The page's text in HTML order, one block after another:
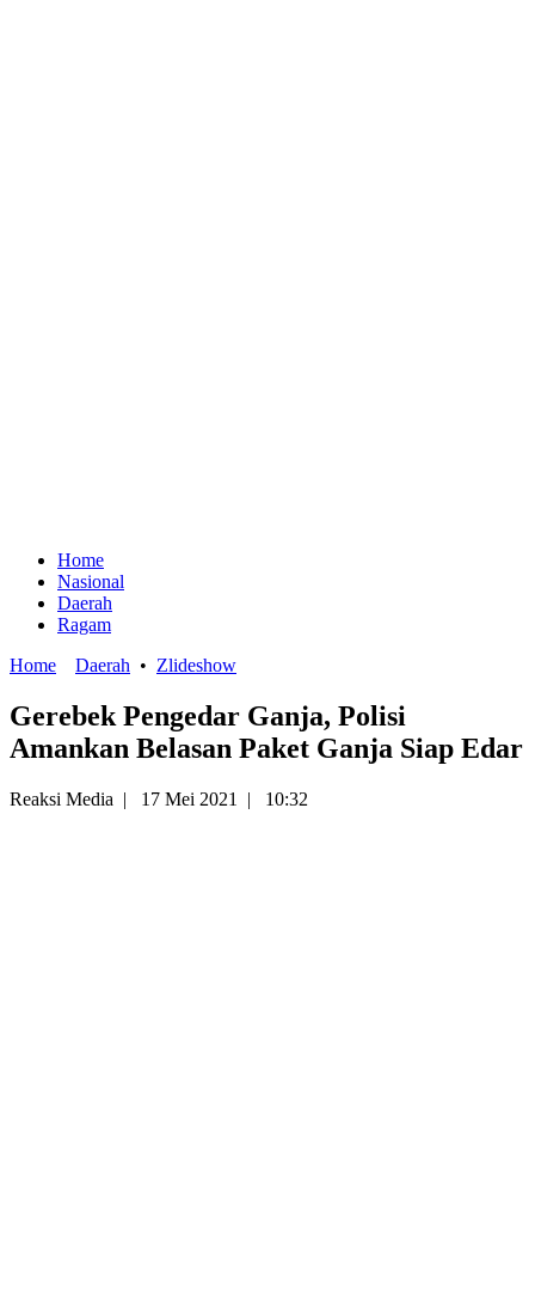
Home
Nasional
Daerah
Ragam
Home
Daerah • Zlideshow
Gerebek Pengedar Ganja, Polisi
Amankan Belasan Paket Ganja Siap Edar
Reaksi Media | 17 Mei 2021 | 10:32